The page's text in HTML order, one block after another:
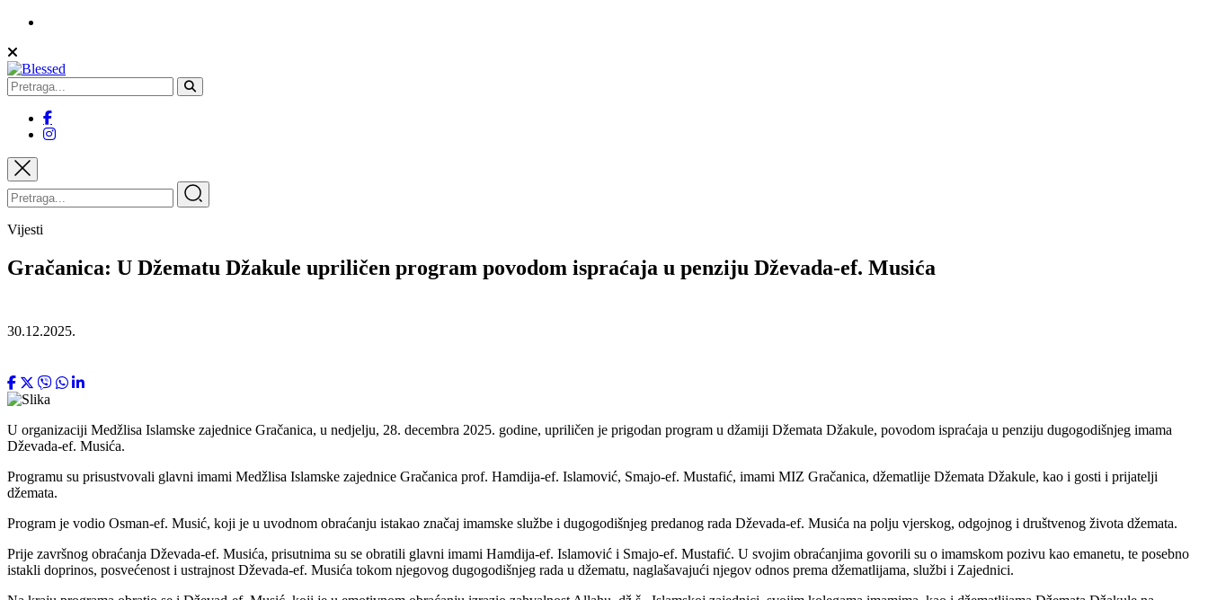
Vijesti
Gračanica: U Džematu Džakule upriličen program povodom ispraćaja u penziju Dževada-ef. Musića
30.12.2025.
U organizaciji Medžlisa Islamske zajednice Gračanica, u nedjelju, 28. decembra 2025. godine, upriličen je prigodan program u džamiji Džemata Džakule, povodom ispraćaja u penziju dugogodišnjeg imama
Dževada-ef. Musića.
Programu su prisustvovali glavni imami Medžlisa Islamske zajednice Gračanica prof. Hamdija-ef. Islamović, Smajo-ef. Mustafić, imami MIZ Gračanica, džematlije Džemata Džakule, kao i gosti i prijatelji
džemata.
Program je vodio Osman-ef. Musić, koji je u uvodnom obraćanju istakao značaj imamske službe i dugogodišnjeg predanog rada Dževada-ef. Musića na polju vjerskog, odgojnog i društvenog života džemata.
Prije završnog obraćanja Dževada-ef. Musića, prisutnima su se obratili glavni imami Hamdija-ef. Islamović i Smajo-ef. Mustafić. U svojim obraćanjima govorili su o imamskom pozivu kao emanetu, te posebno
istakli doprinos, posvećenost i ustrajnost Dževada-ef. Musića tokom njegovog dugogodišnjeg rada u džematu, naglašavajući njegov odnos prema džematlijama, službi i Zajednici.